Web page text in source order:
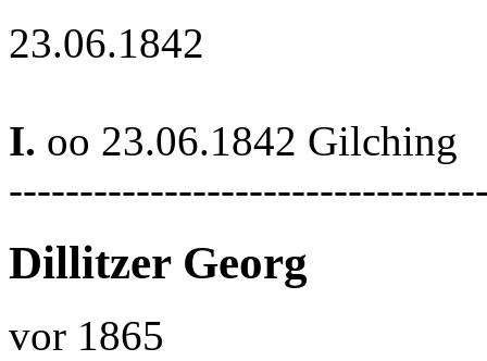
23.06.1842
I. oo 23.06.1842 Gilching
Dillitzer Georg
vor 1865